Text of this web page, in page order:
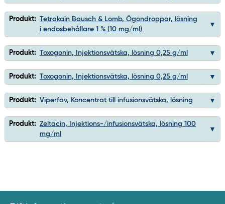
Produkt: Tetrakain Bausch & Lomb, Ögondroppar, lösning
i endosbehållare 1 % (10 mg/ml)
Produkt: Toxogonin, Injektionsvätska, lösning 0,25 g/ml
Produkt: Toxogonin, Injektionsvätska, lösning 0,25 g/ml
Produkt: Viperfav, Koncentrat till infusionsvätska, lösning
Produkt: Zeltacin, Injektions-/infusionsvätska, lösning 100
mg/ml